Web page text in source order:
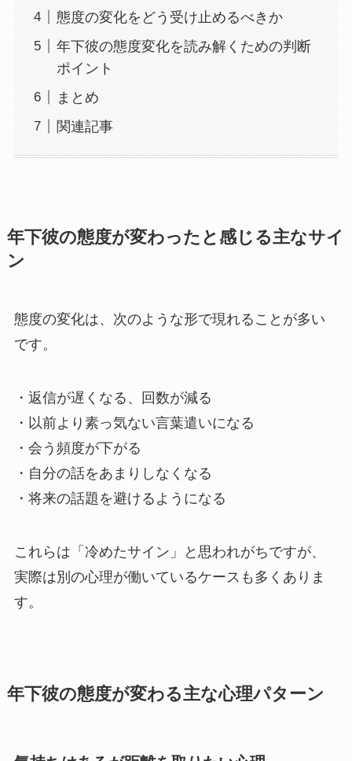
態度の変化をどう受け止めるべきか
年下彼の態度変化を読み解くための判断
ポイント
まとめ
関連記事
年下彼の態度が変わったと感じる主なサイ
ン
態度の変化は、次のような形で現れることが多い
です。
・返信が遅くなる、回数が減る
・以前より素っ気ない言葉遣いになる
・会う頻度が下がる
・自分の話をあまりしなくなる
・将来の話題を避けるようになる
これらは「冷めたサイン」と思われがちですが、
実際は別の心理が働いているケースも多くありま
す。
年下彼の態度が変わる主な心理パターン